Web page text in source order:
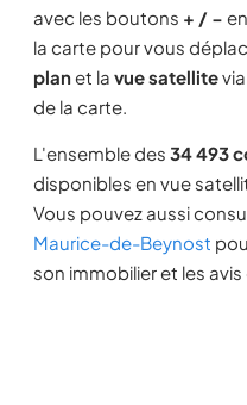
avec les boutons + / −
la carte pour vous
planet la vue satellite
de la carte.
L'ensemble des 34 493
disponibles en vue
Vous pouvez aussi
Maurice-de-Beynost
son immobilier et les